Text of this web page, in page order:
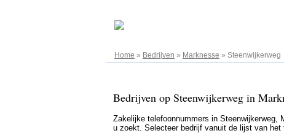
Home » Bedrijven » Marknesse » Steenwijkerweg
Bedrijven op Steenwijkerweg in
Zakelijke telefoonnummers in Steenwijkerweg,
u zoekt. Selecteer bedrijf vanuit de lijst van